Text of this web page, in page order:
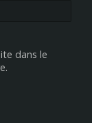
dans le